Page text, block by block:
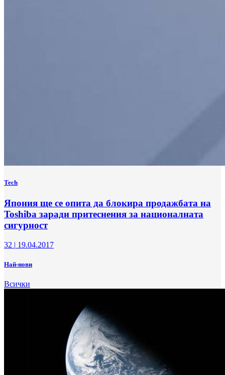
Tech
Япония ще се опита да блокира продажбата на
Toshiba заради притеснения за националната
сигурност
32 | 19.04.2017
Най-нови
Всички